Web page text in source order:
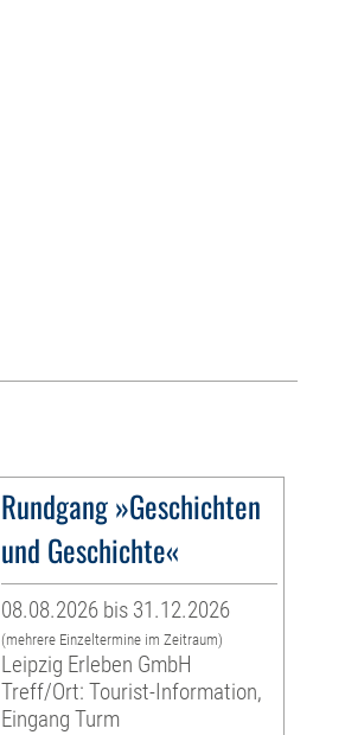
Rundgang »Geschichten
und Geschichte«
08.08.2026 bis 31.12.2026
(mehrere Einzeltermine im Zeitraum)
Leipzig Erleben GmbH
Treff/Ort: Tourist-Information,
Eingang Turm